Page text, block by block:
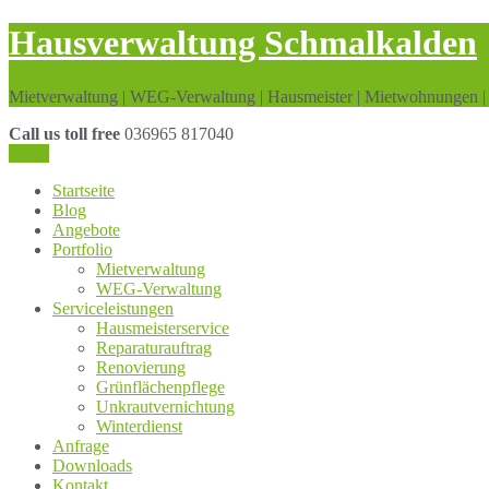
Skip
to
Hausverwaltung Schmalkalden
Mietverwaltung | WEG-Verwaltung | Hausmeister | Mietwohnungen
Call us toll free 036965 817040
Startseite
Blog
Angebote
Portfolio
Mietverwaltung
WEG-Verwaltung
Serviceleistungen
Hausmeisterservice
Reparaturauftrag
Renovierung
Grünflächenpflege
Unkrautvernichtung
Winterdienst
Anfrage
Downloads
Kontakt